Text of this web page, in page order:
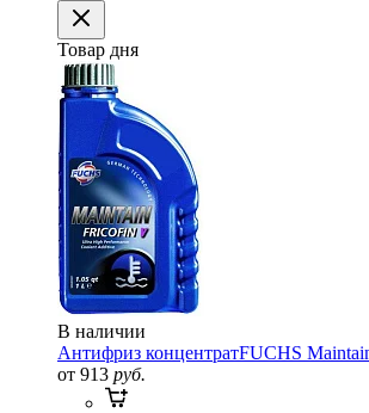
Товар дня
В наличии
Антифриз концентратFUCHS
от 913 руб.